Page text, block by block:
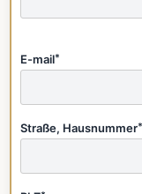
E-mail*
Straße, Hausnummer*